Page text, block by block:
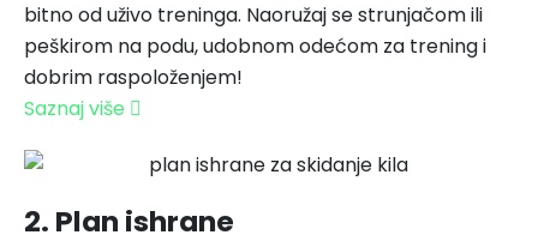
bitno od uživo treninga. Naoružaj se strunjačom ili
peškirom na podu, udobnom odećom za trening i
dobrim raspoloženjem!
Saznaj više
2. Plan ishrane